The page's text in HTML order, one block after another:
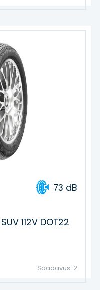
73 dB
112V DOT22
Saadavus: 2